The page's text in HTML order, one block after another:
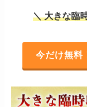
＼ 大きな臨
今だけ無料